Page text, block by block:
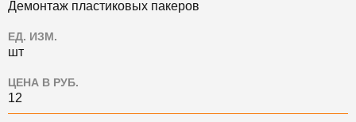
Демонтаж пластиковых пакеров
ЕД. ИЗМ.
шт
ЦЕНА В РУБ.
12